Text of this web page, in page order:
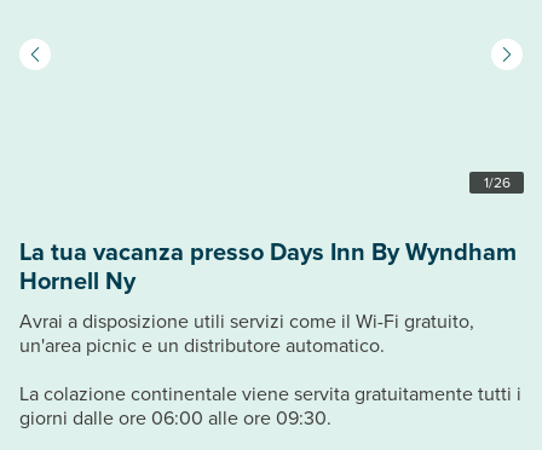
1/26
La tua vacanza presso Days Inn By Wyndham
Hornell Ny
Avrai a disposizione utili servizi come il Wi-Fi gratuito,
un'area picnic e un distributore automatico.
La colazione continentale viene servita gratuitamente tutti i
giorni dalle ore 06:00 alle ore 09:30.